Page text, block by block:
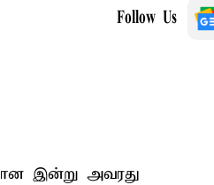
Follow Us
இன்று அவரது